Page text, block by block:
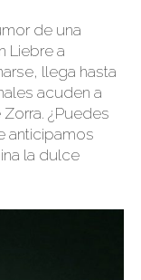
de una
Liebre a
llega hasta
acuden a
¿Puedes
anticipamos
la dulce